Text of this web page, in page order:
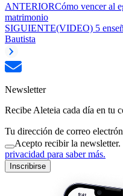
ANTERIORCómo vencer al
matrimonio
SIGUIENTE(VIDEO) 5
Bautista
Newsletter
Recibe Aleteia cada día en tu
Tu dirección de correo
Acepto recibir la newsletter.
privacidad para saber más.
Inscribirse